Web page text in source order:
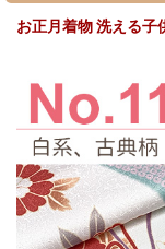
お正月着物 洗える子